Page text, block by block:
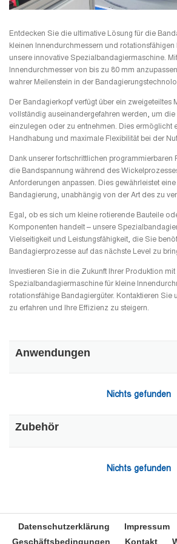
Entdecken Sie die ultimative Lösung für die
kleinen Innendurchmessern und rotationsfähigen
unsere innovative Spezialbandagiermaschine.
Innendurchmesser von bis zu 80 mm
wahrer Meilenstein in der
Der Bandagierkopf verfügt über ein zweigeteiltes
vollständig auseinandergefahren werden, um
einzulegen oder zu entnehmen. Dies ermöglicht
Handhabung und maximale Flexibilität bei der
Dank unserer fortschrittlichen programmierbaren
die Bandspannung während des
Anforderungen anpassen. Dies gewährleistet
Bandagierung, unabhängig von der Art des zu
Egal, ob es sich um kleine rotierende Bauteile
Komponenten handelt – unsere
Vielseitigkeit und Leistungsfähigkeit, die Sie
Bandagierprozesse auf das nächste Level zu
Investieren Sie in die Zukunft Ihrer Produktion mit
Spezialbandagiermaschine für kleine
rotationsfähige Bandagiergüter. Kontaktieren Sie
zu erfahren und Ihre Effizienz zu steigern.
Anwendungen
Nichts gefunden
Zubehör
Nichts gefunden
Datenschutzerklärung Impressum
Geschäftsbedingungen
Kontakt